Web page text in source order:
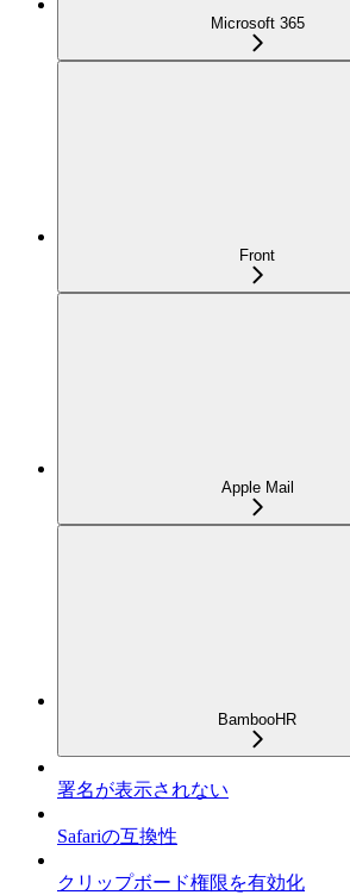
Microsoft 365
Front
Apple Mail
BambooHR
署名が表示されない
Safariの互換性
クリップボード権限を有効化